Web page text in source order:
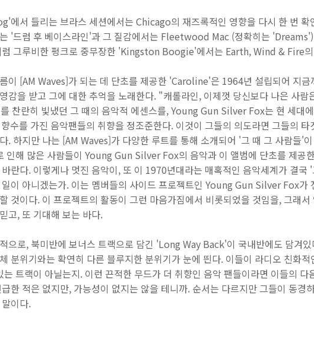
에서 들리는 브라스 세션에서는 Chicago의 재즈록적인 영향을 다시 한 번
'드럼 후 베이스라인'과 그 질감에서는 Fleetwood Mac (정확히는
럼 그루비한 펑크로 중무장한 'Kingston Boogie'에서는 Earth, Wind & Fire
이 [AM Waves]가 되는 데 단초를 제공한 'Caroline'은 1964년 설립되어 지금
감을 받고 그에 대한 추억을 노래한다. "캐롤라인, 이제껏 당신보다 나은 사
찬란히 빛냈던 그 때의 음악적 에센스를, Young Gun Silver Fox는 현 세대
수를 가진 음악팬들의 취향을 정조준한다. 이것이 그들의 의도라면 그들의
. 하지만 나는 [AM Waves]가 다양한 루트를 통해 소개되어 '그 때 그 사람들'
인해 많은 사람들이 Young Gun Silver Fox의 음악과 이 앨범에 단초를 제공
란다. 이렇게나 멋진 음악이, 또 이 1970년대라는 매혹적인 음악세계가 결국
이 아니겠는가. 이는 멤버들의 사이드 프로젝트인 Young Gun Silver Fox가
것이다. 이 프로젝트의 활동이 그런 마음가짐에서 비롯되었을 것임을, 그래
고, 또 기대해 보는 바다.
으로, 북미반에 보너스 트랙으로 담긴 'Long Way Back'이 국내반에도 담겨
분위기와는 확연히 다른 블루지한 분위기가 눈에 띈다. 이들이 라디오 친화
는 트랙이 아닐는지. 이런 끈적한 무드가 더 취향인 음악 팬들이라면 이들의
한 적은 없지만, 가능성이 없지는 않을 테니까. 순서는 다르지만 그들이 동
이다.